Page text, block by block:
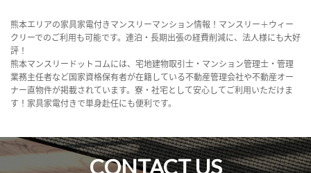
熊本エリアの家具家電付きマンスリーマンション情報！マンスリー＋ウィー
クリーでのご利用も可能です。連泊・長期出張の経費削減に、法人様にも大好
評！
熊本マンスリードットコムには、宅地建物取引士・マンション管理士・管理
業務主任者など国家資格保有者が在籍している不動産管理会社や不動産オー
ナー直物件が掲載されています。寮・社宅として安心してご利用いただけま
す！家具家電付きで単身赴任にも便利です。
CONTACT US